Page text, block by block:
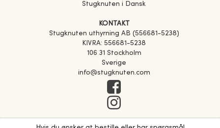
Stugknuten i Dansk
KONTAKT
Stugknuten uthyrning AB (556681-5238)
KIVRA: 556681-5238
106 31 Stockholm
Sverige
info@stugknuten.com